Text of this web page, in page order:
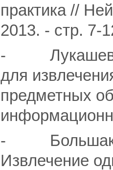
практика //
2013. - cтр. 7-
- Лукашевич
для
предметных
-
Извлечение